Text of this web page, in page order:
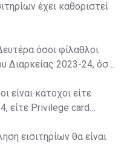
έχει καθοριστεί
όσοι φίλαθλοι
Διαρκείας 2023-24, όσο
είναι κάτοχοι είτε
είτε Privilege card
εισιτηρίων θα είναι